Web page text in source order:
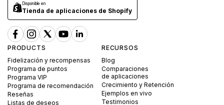
Disponible en
Tienda de aplicaciones de Shopify
PRODUCTS
Fidelización y recompensas
Programa de puntos
Programa VIP
Programa de recomendación
Reseñas
Listas de deseos
RECURSOS
Blog
Comparaciones
de aplicaciones
Crecimiento y Retención
Ejemplos en vivo
Testimonios